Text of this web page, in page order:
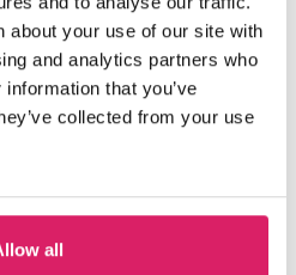
about your use of our site with
and analytics partners who
that you’ve
collected from your use
all